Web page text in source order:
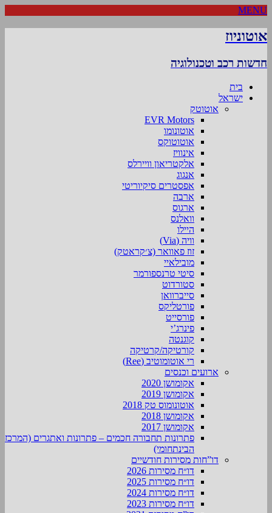
MENU
אוטוניוז
חדשות רכב וטכנולוגיה
בית
ישראל
אוטוטק
EVR Motors
אוטונומו
אוטוטוקס
אינוויז
אלקטריאון וויירלס
אנגוג
אפסטרים סיקיוריטי
ארבה
ארגוס
וואלנס
היילו
וויה (Via)
זוז פאוואר (צ׳קראטק)
מובילאיי
סיטי טרנספורמר
סטורדוט
סייברוואן
פורטליקס
פורסייט
פינרג’י
קוגנטה
קורטיקה/קרטיקה
רי אוטומוטיב (Ree)
ארועים וכנסים
אקומושן 2020
אקומושן 2019
אוטונומוס טק 2018
אקומושן 2018
אקומושן 2017
פתרונות תחבורה חכמים – פתרונות ואתגרים (המרכז
הבינתחומי)
דו”חות מסירות חודשיים
דו״ח מסירות 2026
דו״ח מסירות 2025
דו״ח מסירות 2024
דו״ח מסירות 2023